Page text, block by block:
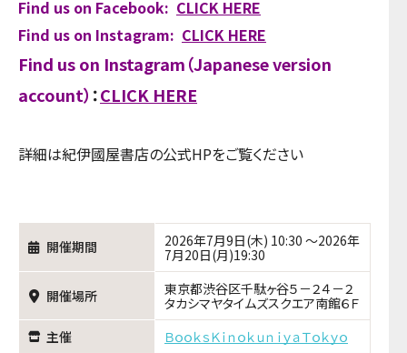
Find us on Facebook: CLICK HERE
Find us on Instagram: CLICK HERE
Find us on Instagram（Japanese version
account） ：CLICK HERE
詳細は紀伊國屋書店の公式HPをご覧ください
開催期間
2026年7月9日(木) 10:30 ～2026年
7月20日(月)19:30
開催場所
東京都渋谷区千駄ヶ谷５－２４－２
タカシマヤタイムズスクエア南館６Ｆ
主催
ＢｏｏｋｓＫｉｎｏｋｕｎｉｙａＴｏｋｙｏ